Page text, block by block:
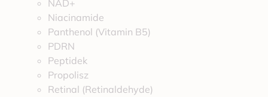
NAD+
Niacinamide
Panthenol (Vitamin B5)
PDRN
Peptidek
Propolisz
Retinal (Retinaldehyde)